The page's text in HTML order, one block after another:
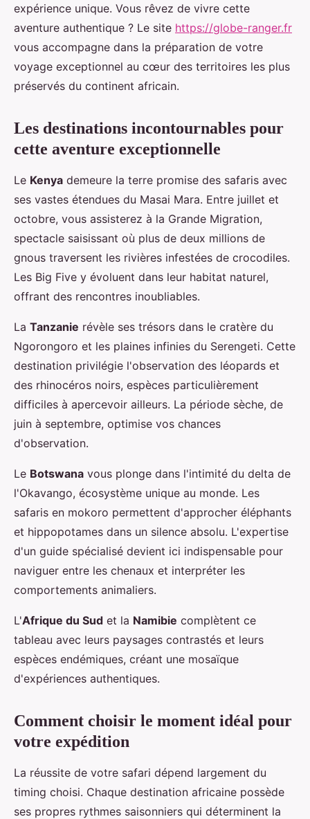
expérience unique. Vous rêvez de vivre cette
aventure authentique ? Le site https://globe-ranger.fr
vous accompagne dans la préparation de votre
voyage exceptionnel au cœur des territoires les plus
préservés du continent africain.
Les destinations incontournables pour
cette aventure exceptionnelle
Le Kenya demeure la terre promise des safaris avec
ses vastes étendues du Masai Mara. Entre juillet et
octobre, vous assisterez à la Grande Migration,
spectacle saisissant où plus de deux millions de
gnous traversent les rivières infestées de crocodiles.
Les Big Five y évoluent dans leur habitat naturel,
offrant des rencontres inoubliables.
La Tanzanie révèle ses trésors dans le cratère du
Ngorongoro et les plaines infinies du Serengeti. Cette
destination privilégie l'observation des léopards et
des rhinocéros noirs, espèces particulièrement
difficiles à apercevoir ailleurs. La période sèche, de
juin à septembre, optimise vos chances
d'observation.
Le Botswana vous plonge dans l'intimité du delta de
l'Okavango, écosystème unique au monde. Les
safaris en mokoro permettent d'approcher éléphants
et hippopotames dans un silence absolu. L'expertise
d'un guide spécialisé devient ici indispensable pour
naviguer entre les chenaux et interpréter les
comportements animaliers.
L'Afrique du Sud et la Namibie complètent ce
tableau avec leurs paysages contrastés et leurs
espèces endémiques, créant une mosaïque
d'expériences authentiques.
Comment choisir le moment idéal pour
votre expédition
La réussite de votre safari dépend largement du
timing choisi. Chaque destination africaine possède
ses propres rythmes saisonniers qui déterminent la